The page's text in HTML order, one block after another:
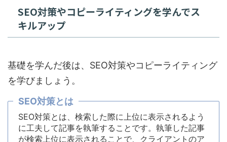
SEO対策やコピーライティングを学んでス
キルアップ
基礎を学んだ後は、SEO対策やコピーライティング
を学びましょう。
SEO対策とは
SEO対策とは、検索した際に上位に表示されるよう
に工夫して記事を執筆することです。執筆した記事
が検索上位に表示されることで、クライアントのア